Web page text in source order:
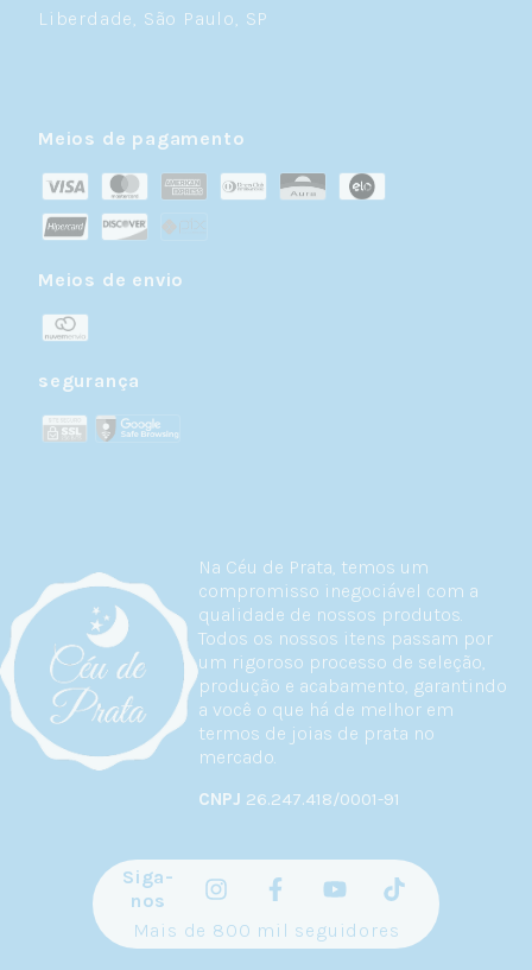
Na Céu de Prata, temos um
compromisso inegociável com a
qualidade de nossos produtos.
Todos os nossos itens passam por
um rigoroso processo de seleção,
produção e acabamento, garantindo
a você o que há de melhor em
termos de joias de prata no
mercado.
CNPJ 26.247.418/0001-91
Liberdade, São Paulo, SP
Meios de pagamento
Meios de envio
segurança
Siga-
nos
Mais de 800 mil seguidores